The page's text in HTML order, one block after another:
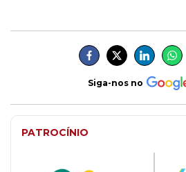
Siga-nos no
PATROCÍNIO